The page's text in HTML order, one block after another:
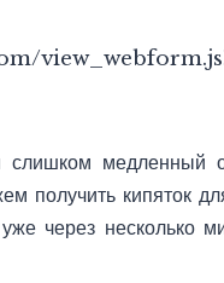
медленный
получить кипяток
через несколько